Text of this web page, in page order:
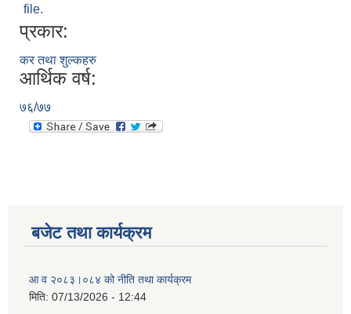
file.
प्रकार:
कर तथा शुल्कहरु
आर्थिक वर्ष:
७६/७७
बजेट तथा कार्यक्रम
आ व २०८३।०८४ को नीति तथा कार्यक्रम
मिति: 07/13/2026 - 12:44